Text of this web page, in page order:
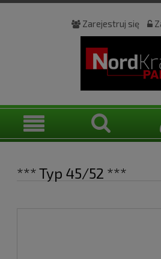
Zarejestruj się
*** Typ 45/52 ***